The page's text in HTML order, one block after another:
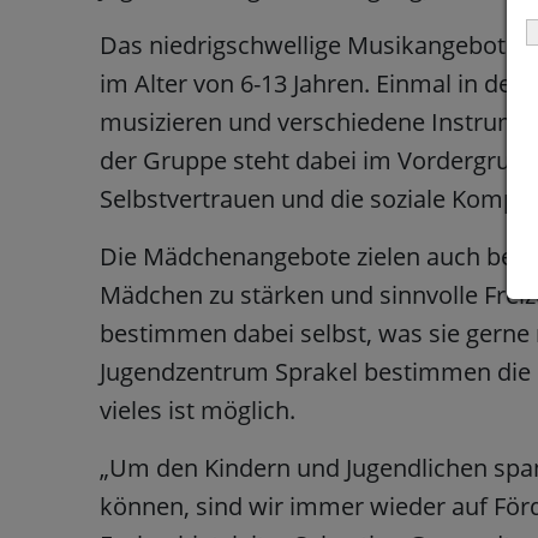
Das niedrigschwellige Musikangebot
im Alter von 6-13 Jahren. Einmal in der
musizieren und verschiedene
der Gruppe steht dabei im
Selbstvertrauen und die soziale
Die Mädchenangebote zielen auch
Mädchen zu stärken und sinnvolle
bestimmen dabei selbst, was sie
Jugendzentrum Sprakel bestimmen
vieles ist möglich.
„Um den Kindern und Jugendlichen
können, sind wir immer wieder auf